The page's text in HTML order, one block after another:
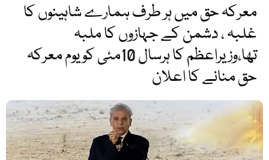
معرکہ حق میں ہر طرف ہمارے شاہینوں کا
غلبہ ، دشمن کے جہازوں کا ملبہ
تھا،وزیراعظم کا ہرسال 10مئی کو یوم معرکہ
حق منانے کا اعلان